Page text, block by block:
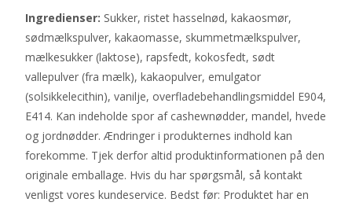
Ingredienser: Sukker, ristet hasselnød, kakaosmør,
sødmælkspulver, kakaomasse, skummetmælkspulver,
mælkesukker (laktose), rapsfedt, kokosfedt, sødt
vallepulver (fra mælk), kakaopulver, emulgator
(solsikkelecithin), vanilje, overfladebehandlingsmiddel E904,
E414. Kan indeholde spor af cashewnødder, mandel, hvede
og jordnødder. Ændringer i produkternes indhold kan
forekomme. Tjek derfor altid produktinformationen på den
originale emballage. Hvis du har spørgsmål, så kontakt
venligst vores kundeservice. Bedst før: Produktet har en